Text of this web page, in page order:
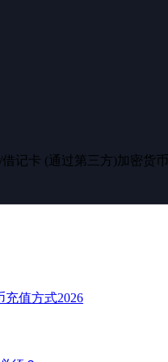
记卡 (通过第三方)加密货
值方式2026